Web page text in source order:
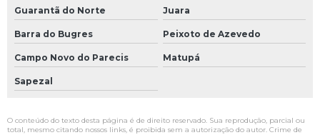
Guarantã do Norte Juara
Barra do Bugres Peixoto de Azevedo
Campo Novo do Parecis Matupá
Sapezal
O conteúdo do texto desta página é de direito reservado. Sua reprodução, parcial ou
total, mesmo citando nossos links, é proibida sem a autorização do autor. Crime de